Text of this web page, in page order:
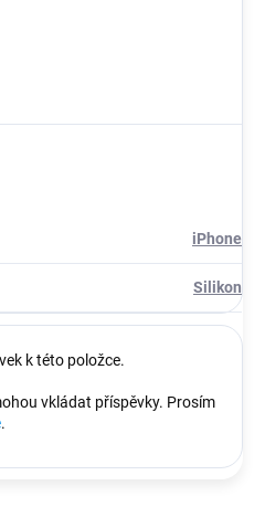
iPhone
Silikon
k této položce.
vkládat příspěvky. Prosím
.